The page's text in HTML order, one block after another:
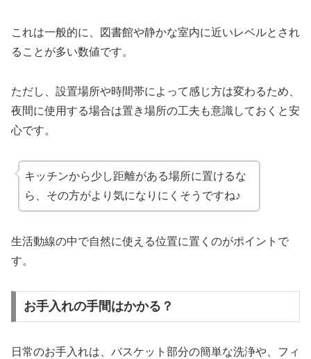
これは一般的に、図書館や静かな室内に近いレベルとされ
ることが多い数値です。
ただし、設置場所や時間帯によって感じ方は変わるため、
夜間に使用する場合は置き場所の工夫も意識しておくと安
心です。
キッチンから少し距離がある場所に置けるな
ら、その方がより気になりにくそうですね♪
生活動線の中で自然に使える位置に置くのがポイントで
す。
お手入れの手間はかかる？
日常のお手入れは、バスケット部分の簡単な洗浄や、フィ